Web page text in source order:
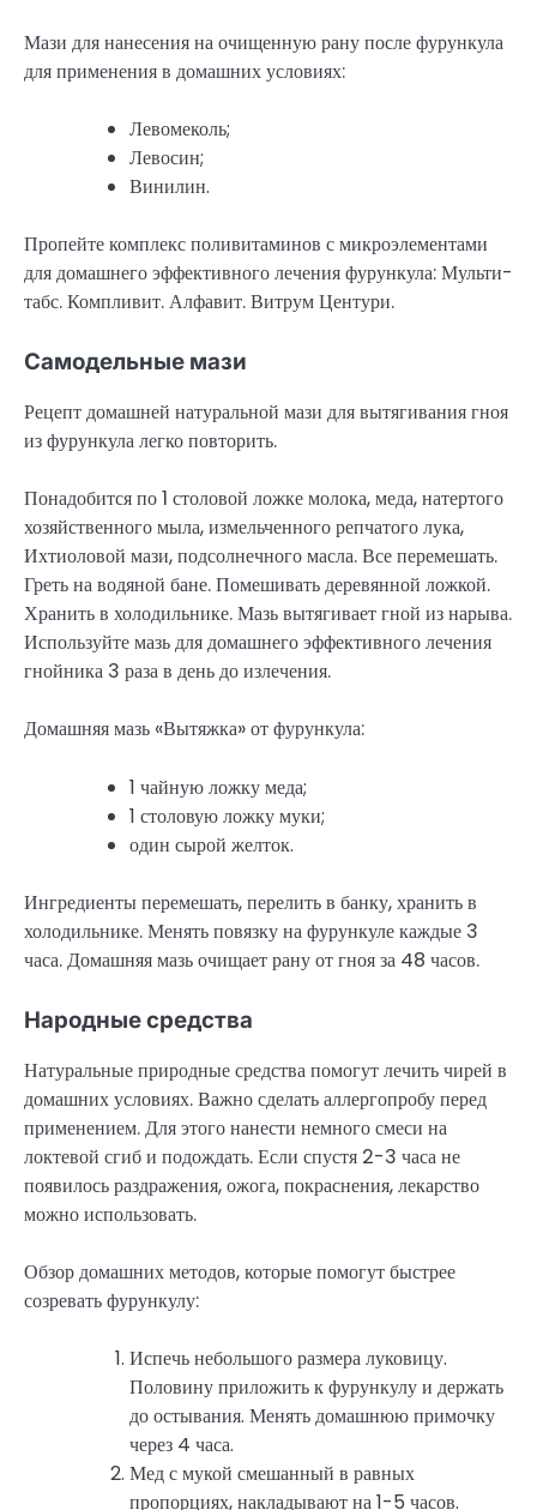
Мази для нанесения на очищенную рану после фурункула
для применения в домашних условиях:
Левомеколь;
Левосин;
Винилин.
Пропейте комплекс поливитаминов с микроэлементами
для домашнего эффективного лечения фурункула: Мульти-
табс. Компливит. Алфавит. Витрум Центури.
Самодельные мази
Рецепт домашней натуральной мази для вытягивания гноя
из фурункула легко повторить.
Понадобится по 1 столовой ложке молока, меда, натертого
хозяйственного мыла, измельченного репчатого лука,
Ихтиоловой мази, подсолнечного масла. Все перемешать.
Греть на водяной бане. Помешивать деревянной ложкой.
Хранить в холодильнике. Мазь вытягивает гной из нарыва.
Используйте мазь для домашнего эффективного лечения
гнойника 3 раза в день до излечения.
Домашняя мазь «Вытяжка» от фурункула:
1 чайную ложку меда;
1 столовую ложку муки;
один сырой желток.
Ингредиенты перемешать, перелить в банку, хранить в
холодильнике. Менять повязку на фурункуле каждые 3
часа. Домашняя мазь очищает рану от гноя за 48 часов.
Народные средства
Натуральные природные средства помогут лечить чирей в
домашних условиях. Важно сделать аллергопробу перед
применением. Для этого нанести немного смеси на
локтевой сгиб и подождать. Если спустя 2-3 часа не
появилось раздражения, ожога, покраснения, лекарство
можно использовать.
Обзор домашних методов, которые помогут быстрее
созревать фурункулу:
Испечь небольшого размера луковицу.
Половину приложить к фурункулу и держать
до остывания. Менять домашнюю примочку
через 4 часа.
Мед с мукой смешанный в равных
пропорциях, накладывают на 1-5 часов.